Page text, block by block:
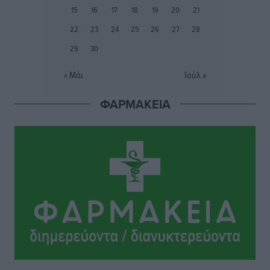
Ιάλυσος Β’: Νωρίς νωρίς μπήκαν στα βάσανα της
Εθνικός Αρχίπολης: Μεγάλο βήμα προόδου η ίδρυση
πριν 8 ώρες
ΠΑΜΕ ΣΤΟΙΧΗΜΑ: Περισσότερα από 95 εκατομμύρια
ευρώ σε κέρδη μοίρασε τον Ιούλιο
Αθλητικά• πριν 9 ώρες
Ολοκλήρωση του έργου αναβάθμισης των
15
16 17 18 19 20
21
22
23 24 25 26 27
28
29
30
« Μάι Ιούλ »
ΦΑΡΜΑΚΕΙΑ